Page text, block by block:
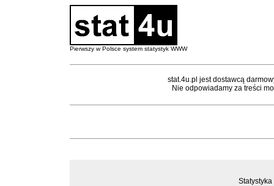
Pierwszy w Polsce system statystyk WWW
stat.4u.pl jest dostawcą
Nie odpowiadamy za treści